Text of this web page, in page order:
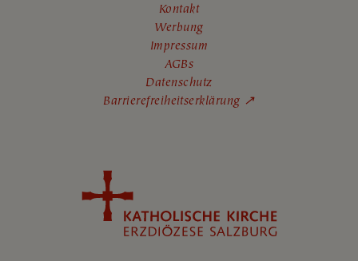
Kontakt
Werbung
Impressum
AGBs
Datenschutz
Barrierefreiheitserklärung ↗